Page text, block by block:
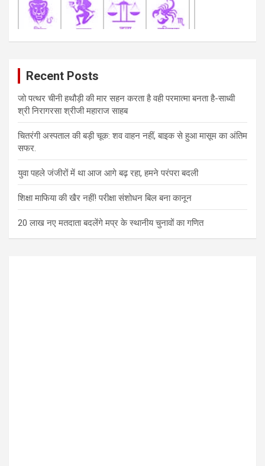
Recent Posts
जो पत्थर चीनी हथौड़ी की मार सहन करता है वही परमात्मा बनता है-साध्वी
श्री निरागरसा श्रीजी महाराज साहब
चितरंगी अस्पताल की बड़ी चूक: शव वाहन नहीं, बाइक से हुआ मासूम का अंतिम
सफर.
युवा पहले जंजीरों में था आज आगे बढ़ रहा, हमने परंपरा बदली
शिक्षा माफिया की खैर नहीं! परीक्षा संशोधन बिल बना कानून
20 लाख नए मतदाता बदलेंगे मप्र के स्थानीय चुनावों का गणित